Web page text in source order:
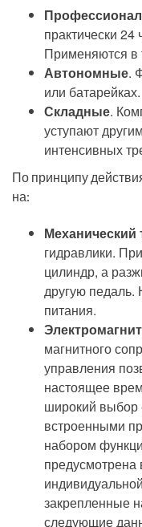
практически 24
Применяются в
Автономные.
или батарейках.
Складные.
уступают
интенсивных
По принципу
на:
Механический
гидравлики.
цилиндр, а
другую педаль.
питания.
магнитного
управления
настоящее
широкий выбор
встроенными
набором
предусмотрена
закрепленные
следующие